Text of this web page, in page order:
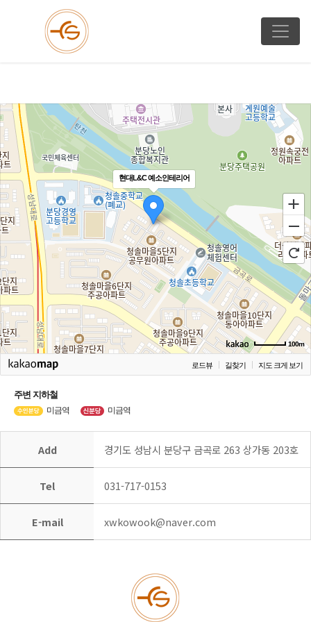
현대L&C 예소인테리어
100m
로드뷰 길찾기 지도 크게 보기
주변 지하철
미금역 미금역
Add 경기도 성남시 분당구 금곡로 263 상가동 203호
Tel 031-717-0153
E-mail xwkowook@naver.com